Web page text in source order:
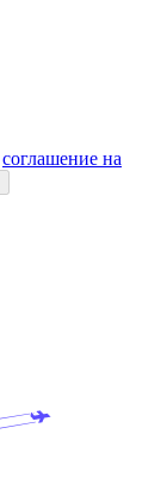
соглашение на